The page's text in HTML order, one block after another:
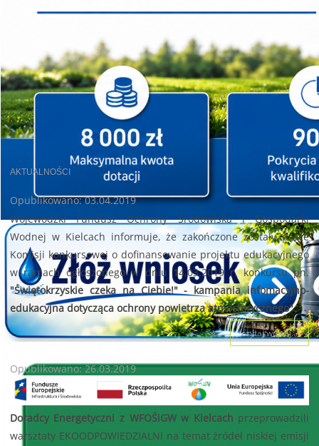
AKTUALNOŚCI
Opublikowano: 03.04.2019
Wojewódzki Fundusz Ochrony Środowiska i Gospodarki
Wodnej w Kielcach informuje, że zakończone zostały prace
Komisji konkursowej o dofinansowanie projektu edukacyjnego
w ramach ogłoszonego w dniu 14.03.2019 r. konkursu pn.
"Świętokrzyskie czeka na Ciebie!" - kampania infomacyjno-
edukacyjna dotycząca ochrony powietrza atmosferycznego".
czytaj więcej...
Opublikowano: 26.03.2019
Doradcy Energetyczni z WFOŚiGW w Kielcach przeprowadzili
warsztaty EKOODPOWIEDZIALNI na temat źródeł niskiej emisji